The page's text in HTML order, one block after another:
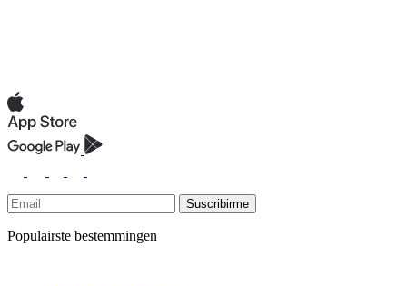
Suscribirme
Populairste bestemmingen